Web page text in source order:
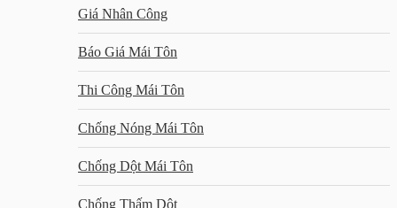
Giá Nhân Công
Báo Giá Mái Tôn
Thi Công Mái Tôn
Chống Nóng Mái Tôn
Chống Dột Mái Tôn
Chống Thấm Dột